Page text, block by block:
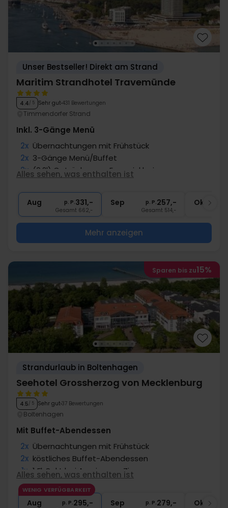
Unser Bestseller! Direkt am Strand
Maritim Strandhotel Travemünde
4.4/ 5 Sehr gut 431 Bewertungen
Timmendorfer Strand
Inkl. 3-Gänge Menü
2x Übernachtungen mit Frühstück
2x 3-Gänge Menü/Buffet
2x (0,2l) Getränke zum Essen inklusive
2x 1 Flasche Mineralwasser
Alles sehen, was enthalten ist
Aug p. P.331,-
Gesamt 662,-
Sep p. P.257,-
Gesamt 514,-
Okt
Mehr anzeigen
Sparen bis zu15%
Strandurlaub in Boltenhagen
Seehotel Grossherzog von Mecklenburg
4.5/ 5 Sehr gut 37 Bewertungen
Boltenhagen
Mit Buffet-Abendessen
2x Übernachtungen mit Frühstück
2x köstliches Buffet-Abendessen
1x 1 Fl. Sekt bei Anreise pro Zimmer
1x Kaffee zum Mitnehmen
1x 1 Fl. Wasser bei Anreise pro Zimmer
Alles sehen, was enthalten ist
WENIG VERFÜGBARKEIT
Aug p. P.295,- Sep p. P.279,- Okt